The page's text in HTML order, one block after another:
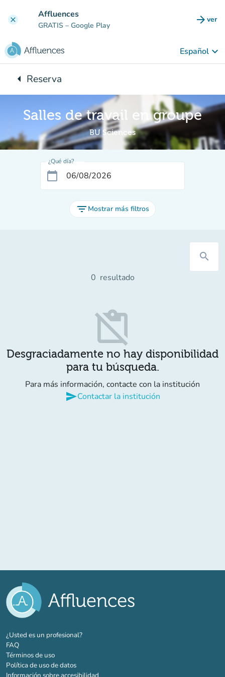
clear Affluences
GRATIS – Google Play arrow_forward ver
Español keyboard_arrow_down
arrow_leftVuelta:
Reserva
Salles de travail en groupe
BU Sciences
¿Qué día?
calendar_today
filter_list Mostrar más filtros
search
0 resultado
content_paste_off
Desgraciadamente no hay disponibilidad
para tu búsqueda.
Para más información, contacte con la institución
sendContactar la institución
¿Usted es un profesional?(nueva pestaña)
FAQ
Términos de uso
Política de uso de datos